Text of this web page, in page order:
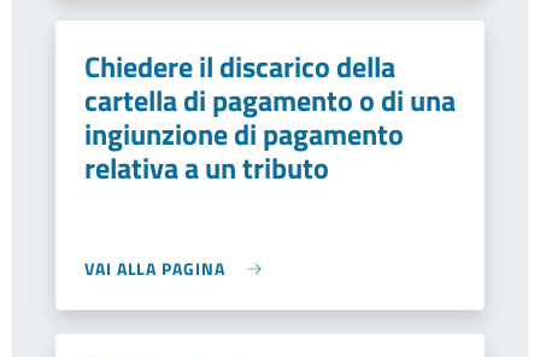
Chiedere il discarico della
cartella di pagamento o di una
ingiunzione di pagamento
relativa a un tributo
VAI ALLA PAGINA